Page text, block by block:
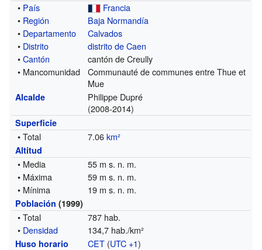
• País
Francia
• Región
Baja Normandía
• Departamento
Calvados
• Distrito
distrito de Caen
•Cantón
cantón de Creully
• Mancomunidad
Communauté de communes entre Thue et
Mue
Alcalde
Philippe Dupré
(2008-2014)
Superficie
• Total 7.06km²
Altitud
• Media
55 m s. n. m.
• Máxima
59 m s. n. m.
• Mínima
19 m s. n. m.
Población (1999)
• Total
787 hab.
• Densidad 134,7 hab./km²
Huso horario CET (UTC +1)